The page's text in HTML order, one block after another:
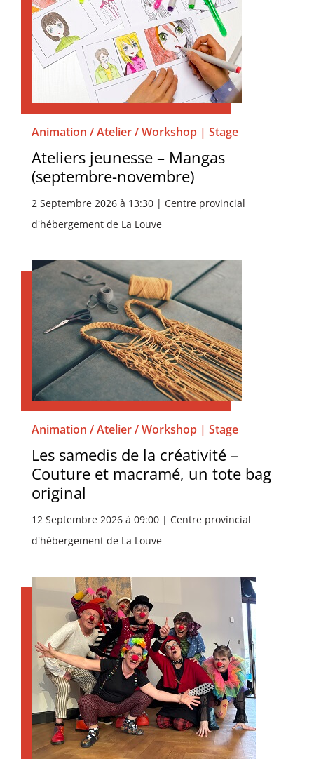
Animation / Atelier / Workshop | Stage
Ateliers jeunesse – Mangas
(septembre-novembre)
2 Septembre 2026 à 13:30 | Centre provincial
d'hébergement de La Louve
Animation / Atelier / Workshop | Stage
Les samedis de la créativité –
Couture et macramé, un tote bag
original
12 Septembre 2026 à 09:00 | Centre provincial
d'hébergement de La Louve